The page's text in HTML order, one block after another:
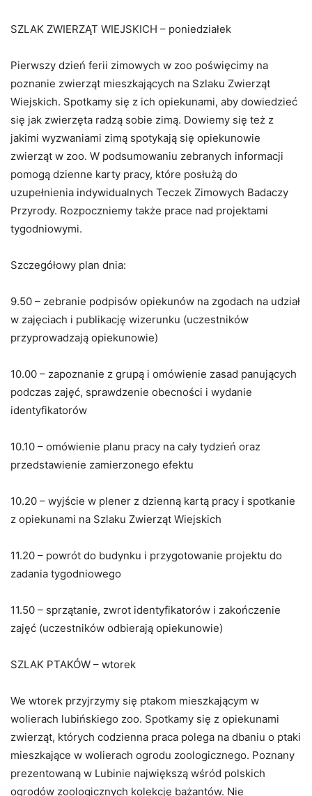
SZLAK ZWIERZĄT WIEJSKICH – poniedziałek
Pierwszy dzień ferii zimowych w zoo poświęcimy na
poznanie zwierząt mieszkających na Szlaku Zwierząt
Wiejskich. Spotkamy się z ich opiekunami, aby dowiedzieć
się jak zwierzęta radzą sobie zimą. Dowiemy się też z
jakimi wyzwaniami zimą spotykają się opiekunowie
zwierząt w zoo. W podsumowaniu zebranych informacji
pomogą dzienne karty pracy, które posłużą do
uzupełnienia indywidualnych Teczek Zimowych Badaczy
Przyrody. Rozpoczniemy także prace nad projektami
tygodniowymi.
Szczegółowy plan dnia:
9.50 – zebranie podpisów opiekunów na zgodach na udział
w zajęciach i publikację wizerunku (uczestników
przyprowadzają opiekunowie)
10.00 – zapoznanie z grupą i omówienie zasad panujących
podczas zajęć, sprawdzenie obecności i wydanie
identyfikatorów
10.10 – omówienie planu pracy na cały tydzień oraz
przedstawienie zamierzonego efektu
10.20 – wyjście w plener z dzienną kartą pracy i spotkanie
z opiekunami na Szlaku Zwierząt Wiejskich
11.20 – powrót do budynku i przygotowanie projektu do
zadania tygodniowego
11.50 – sprzątanie, zwrot identyfikatorów i zakończenie
zajęć (uczestników odbierają opiekunowie)
SZLAK PTAKÓW – wtorek
We wtorek przyjrzymy się ptakom mieszkającym w
wolierach lubińskiego zoo. Spotkamy się z opiekunami
zwierząt, których codzienna praca polega na dbaniu o ptaki
mieszkające w wolierach ogrodu zoologicznego. Poznany
prezentowaną w Lubinie największą wśród polskich
ogrodów zoologicznych kolekcję bażantów. Nie